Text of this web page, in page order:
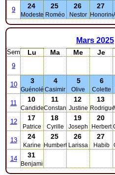
9 24
Modeste
25
Roméo
26
Nestor
27
Honorine
Mars 2025
Sem Lu Ma Me Je
9
10 3
Guénolé
4
Casimir
5
Olive
6
Colette
11 10
Candide
11
Constantin
12
Justine
13
Rodrigue
12 17
Patrice
18
Cyrille
19
Joseph
20
Herbert
13 24
Karine
25
Humbert
26
Larissa
27
Habib
14 31
Benjamin